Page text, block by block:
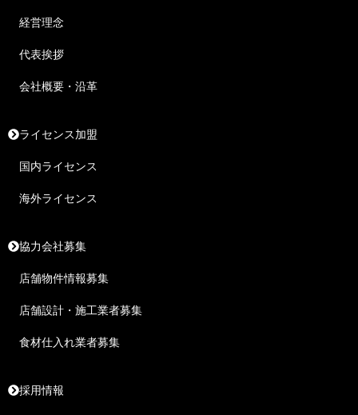
経営理念
代表挨拶
会社概要・沿革
ライセンス加盟
国内ライセンス
海外ライセンス
協力会社募集
店舗物件情報募集
店舗設計・施工業者募集
食材仕入れ業者募集
採用情報